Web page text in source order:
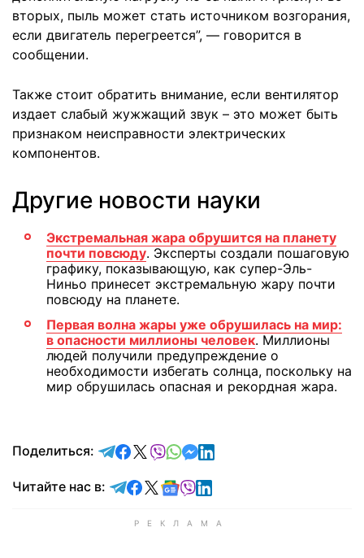
вторых, пыль может стать источником возгорания,
если двигатель перегреется”, — говорится в
сообщении.
Также стоит обратить внимание, если вентилятор
издает слабый жужжащий звук – это может быть
признаком неисправности электрических
компонентов.
Другие новости науки
Экстремальная жара обрушится на планету
почти повсюду. Эксперты создали пошаговую
графику, показывающую, как супер-Эль-
Ниньо принесет экстремальную жару почти
повсюду на планете.
Первая волна жары уже обрушилась на мир:
в опасности миллионы человек. Миллионы
людей получили предупреждение о
необходимости избегать солнца, поскольку на
мир обрушилась опасная и рекордная жара.
Поделиться: отправить в Telegram
поделиться в Facebook
поделиться в X
отправить в Viber
отправить в Whatsapp
отправить в Messenger
отправить в LinkedIn
Читайте нас в: Читайте в Telegram
Читайте в Facebook
Читайте в X
Читайте в Google news
Читайте в Viber
Читайте в LinkedIn